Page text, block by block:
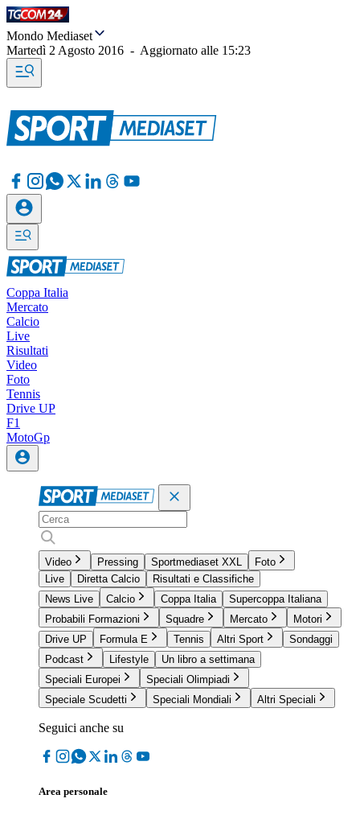
Mondo Mediaset
Martedì 2 Agosto 2016 - Aggiornato alle 15:23
Coppa Italia
Mercato
Calcio
Live
Risultati
Video
Foto
Tennis
Drive UP
F1
MotoGp
Video Pressing Sportmediaset XXL
Foto
Live
Diretta Calcio
Risultati e Classifiche
News Live
Calcio Coppa Italia
Supercoppa Italiana
Probabili Formazioni
Squadre Mercato
Motori
Drive UP
Formula E Tennis Altri Sport
Sondaggi
Podcast
Lifestyle
Un libro a settimana
Speciali Europei
Speciali Olimpiadi
Speciale Scudetti
Speciali Mondiali Altri Speciali
Seguici anche su
Area personale